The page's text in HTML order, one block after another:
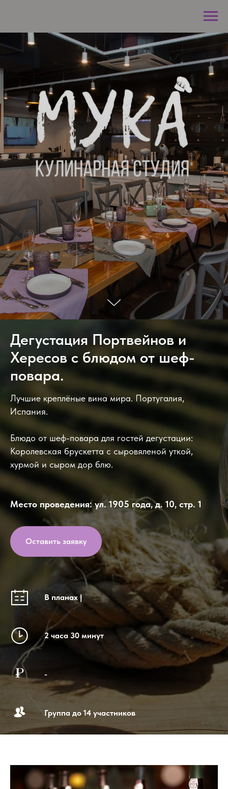
Дегустация Портвейнов и
Хересов с блюдом от шеф-
повара.
Лучшие креплёные вина мира. Португалия,
Испания.
Блюдо от шеф-повара для гостей дегустации:
Королевская брускетта с сыровяленой уткой,
хурмой и сыром дор блю.
Место проведения: ул. 1905 года, д. 10, стр. 1
Оставить заявку
В планах |
2 часа 30 минут
-
Группа до 14 участников